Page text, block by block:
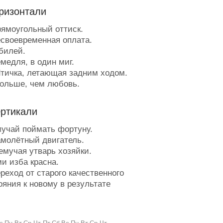
оттиск.
оплата.
в один миг.
летающая задним ходом.
чем любовь.
с царского стола.
в воздухе.
течение, плывущее
течения.
делающий из живота тайну.
стихоплёта.
у Любки - идёт по краю
поймать фортуну.
двигатель.
утварь хозяйки.
изба красна.
от старого качественного
к новому в результате